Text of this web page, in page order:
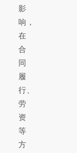
影
响，
在
合
同
履
行、
劳
资
等
方